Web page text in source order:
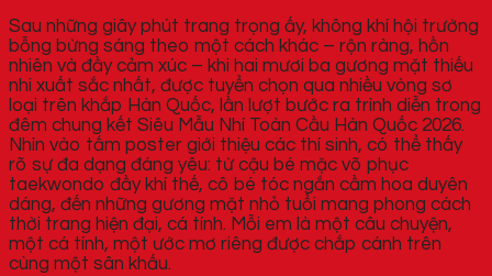
Sau những giây phút trang trọng ấy, không khí hội trường
bỗng bừng sáng theo một cách khác – rộn ràng, hồn
nhiên và đầy cảm xúc – khi hai mươi ba gương mặt thiếu
nhi xuất sắc nhất, được tuyển chọn qua nhiều vòng sơ
loại trên khắp Hàn Quốc, lần lượt bước ra trình diễn trong
đêm chung kết Siêu Mẫu Nhí Toàn Cầu Hàn Quốc 2026.
Nhìn vào tấm poster giới thiệu các thí sinh, có thể thấy
rõ sự đa dạng đáng yêu: từ cậu bé mặc võ phục
taekwondo đầy khí thế, cô bé tóc ngắn cầm hoa duyên
dáng, đến những gương mặt nhỏ tuổi mang phong cách
thời trang hiện đại, cá tính. Mỗi em là một câu chuyện,
một cá tính, một ước mơ riêng được chắp cánh trên
cùng một sân khấu.